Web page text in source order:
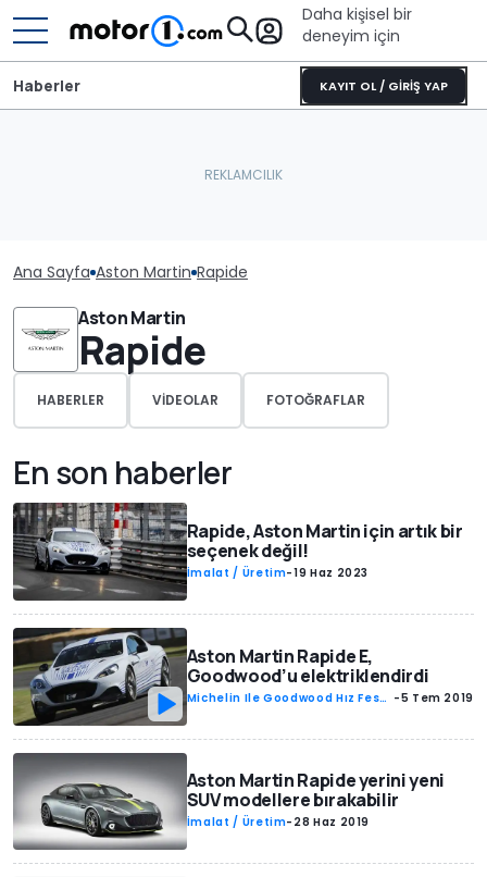
Daha kişisel bir
deneyim için
KAYIT OL / GİRİŞ YAP
Haberler
Ana Sayfa Aston Martin Rapide
Aston Martin
Rapide
HABERLER VIDEOLAR FOTOĞRAFLAR
En son haberler
Rapide, Aston Martin için artık bir
seçenek değil!
İmalat / Üretim-19 Haz 2023
Aston Martin Rapide E,
Goodwood’u elektriklendirdi
Michelin Ile Goodwood Hız Festi -5 Tem 2019
Aston Martin Rapide yerini yeni
SUV modellere bırakabilir
İmalat / Üretim- 28 Haz 2019